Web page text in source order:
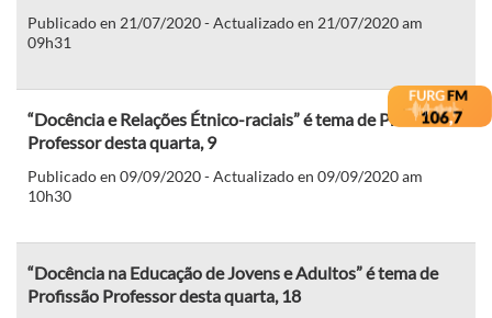
Publicado en 21/07/2020 - Actualizado en 21/07/2020 am
09h31
“Docência e Relações Étnico-raciais” é tema de Profissão
Professor desta quarta, 9
Publicado en 09/09/2020 - Actualizado en 09/09/2020 am
10h30
“Docência na Educação de Jovens e Adultos” é tema de
Profissão Professor desta quarta, 18